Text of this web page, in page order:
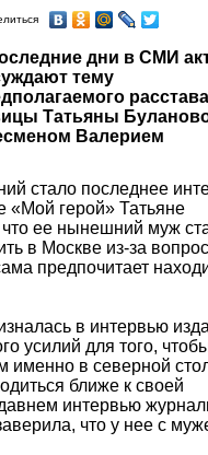
дни в СМИ
тему
Татьяны
Валерием
стало последнее
«Мой герой» Татьяне
что ее нынешний муж
в Москве из-за
предпочитает
в интервью
усилий для того,
именно в северной
ближе к своей
интервью
что у нее с